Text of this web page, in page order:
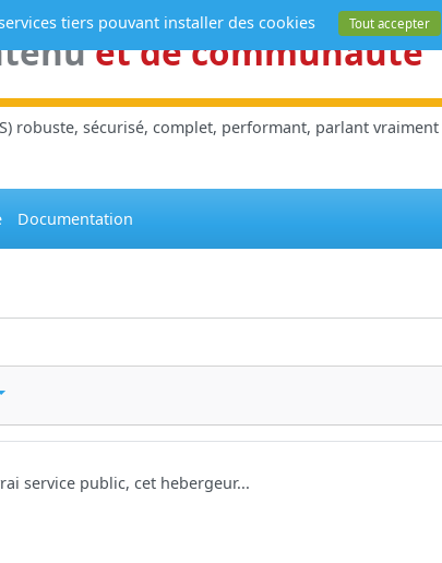
et de communauté
robuste, sécurisé, complet, performant, parlant
Documentation
tiers pouvant installer des cookies Tout accepter